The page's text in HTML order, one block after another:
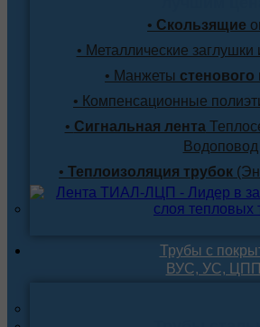
• Скользящие
• Металлические заглушки
• Манжеты стенового
• Компенсационные
• Сигнальная лента
Водоповод
• Теплоизоляция трубок
Трубы с
ВУС, УС, ЦПП